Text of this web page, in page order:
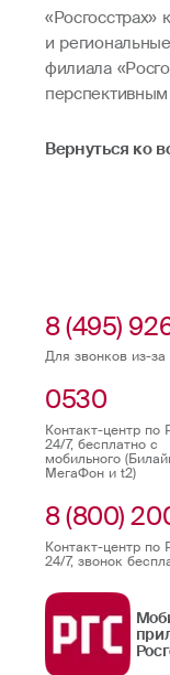
и
филиала
Вернуться ко
8 (495)
Для звонков из-за
0530
Контакт-центр по
24/7, бесплатно с
мобильного
МегаФон и t2)
8 (800)
Контакт-центр по
24/7, звонок